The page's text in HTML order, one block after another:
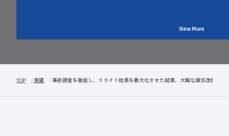
View More
TOP 実績 事前調査を徹底し、リライト効果を最大化させた結果、大幅な順位改善を達